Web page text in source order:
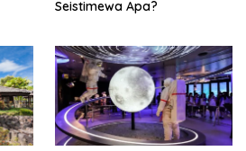
Seistimewa Apa?